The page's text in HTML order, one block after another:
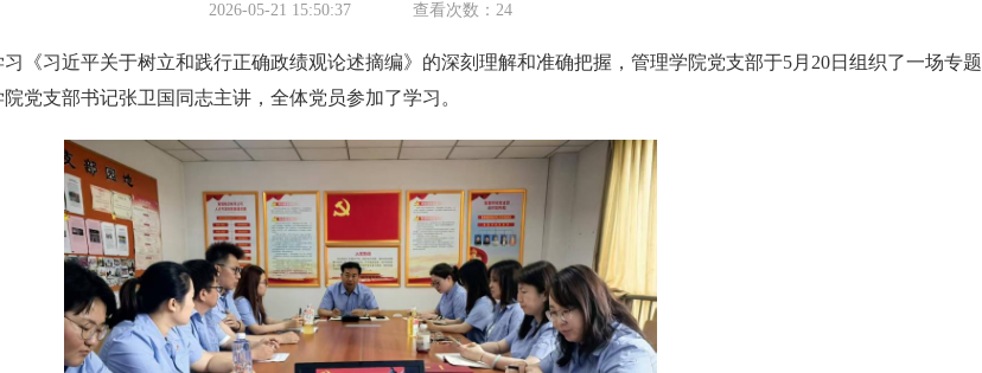
2026-05-21 15:50:37 查看次数： 24
《习近平关于树立和践行正确政绩观论述摘编》的深刻理解和准确把握，管理学院党支部于5月20日组织了一场专题
党支部书记张卫国同志主讲，全体党员参加了学习。